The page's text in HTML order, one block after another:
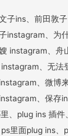
子ins、前田敦
instagram、为
instagram、舟
、无法
、微博
、保存
、plug ins 插
里面plug ins、